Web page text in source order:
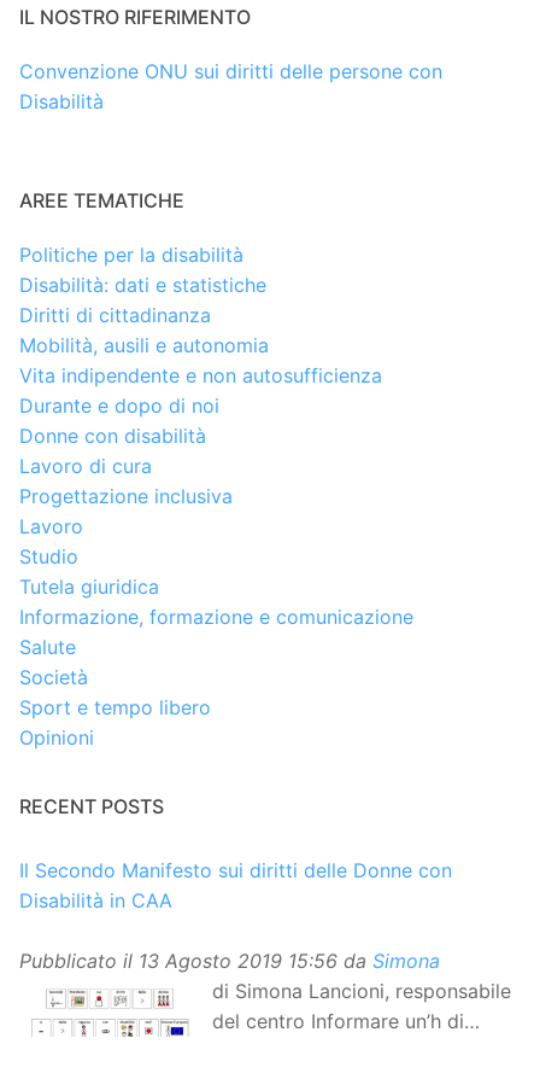
IL NOSTRO RIFERIMENTO
Convenzione ONU sui diritti delle persone con
Disabilità
AREE TEMATICHE
Politiche per la disabilità
Disabilità: dati e statistiche
Diritti di cittadinanza
Mobilità, ausili e autonomia
Vita indipendente e non autosufficienza
Durante e dopo di noi
Donne con disabilità
Lavoro di cura
Progettazione inclusiva
Lavoro
Studio
Tutela giuridica
Informazione, formazione e comunicazione
Salute
Società
Sport e tempo libero
Opinioni
RECENT POSTS
Il Secondo Manifesto sui diritti delle Donne con
Disabilità in CAA
Pubblicato il 13 Agosto 2019 15:56 da Simona
di Simona Lancioni, responsabile
del centro Informare un’h di